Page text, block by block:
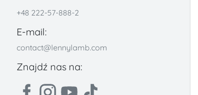
+48 222-57-888-2
E-mail:
contact@lennylamb.com
Znajdź nas na: